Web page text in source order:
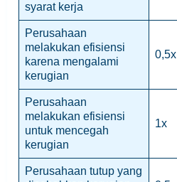
syarat kerja
Perusahaan
melakukan efisiensi
karena mengalami
kerugian
0,5x
Perusahaan
melakukan efisiensi
untuk mencegah
kerugian
1x
Perusahaan tutup yang